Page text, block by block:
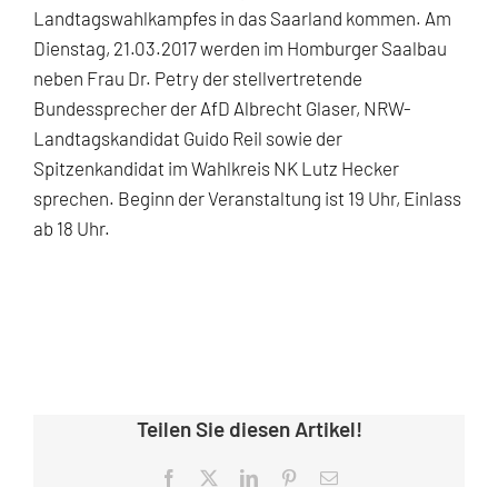
Landtagswahlkampfes in das Saarland kommen. Am
Dienstag, 21.03.2017 werden im Homburger Saalbau
neben Frau Dr. Petry der stellvertretende
Bundessprecher der AfD Albrecht Glaser, NRW-
Landtagskandidat Guido Reil sowie der
Spitzenkandidat im Wahlkreis NK Lutz Hecker
sprechen. Beginn der Veranstaltung ist 19 Uhr, Einlass
ab 18 Uhr.
Teilen Sie diesen Artikel!
Facebook LinkedInPinterest
E-